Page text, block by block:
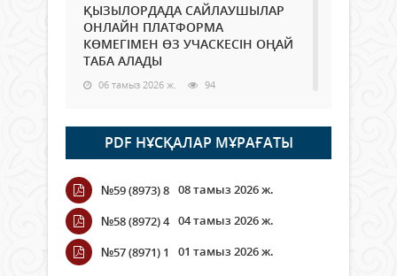
ҚЫЗЫЛОРДАДА САЙЛАУШЫЛАР
ОНЛАЙН ПЛАТФОРМА
КӨМЕГІМЕН ӨЗ УЧАСКЕСІН ОҢАЙ
ТАБА АЛАДЫ
06 тамыз 2026 ж. 94
Open Air: Қызылорда облысы
полиция департаменті 20
мыңнан астам көрерменнің
қауіпсіздігін қамтамасыз етті
06 тамыз 2026 ж.
Wi-Fi ҚАБЫРҒА АРҚЫЛЫ ҚАЛАЙ
ӨТЕДІ?
PDF НҰСҚАЛАР МҰРАҒАТЫ
№59 (8973) 8 08 тамыз 2026 ж.
№58 (8972) 4 04 тамыз 2026 ж.
№57 (8971) 1
01 тамыз 2026 ж.